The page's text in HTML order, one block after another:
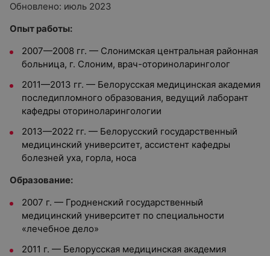
Обновлено: июль 2023
Опыт работы:
2007—2008 гг. — Слонимская центральная районная
больница, г. Слоним, врач-оториноларинголог
2011—2013 гг. — Белорусская медицинская академия
последипломного образования, ведущий лаборант
кафедры оториноларингологии
2013—2022 гг. — Белорусский государственный
медицинский университет, ассистент кафедры
болезней уха, горла, носа
Oбразование:
2007 г. — Гродненский государственный
медицинский университет по специальности
«лечебное дело»
2011 г. — Белорусская медицинская академия